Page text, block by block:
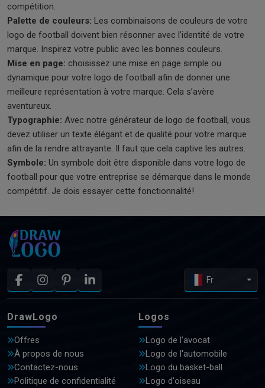
compétition.
Palette de couleurs: Les combinaisons de couleurs de votre
logo de football doivent bien résonner avec l’identité de votre
marque. Inspirez votre public avec les bonnes couleurs.
Mise en page: choisissez une mise en page simple ou
dynamique pour votre logo de football afin de donner une
meilleure représentation à votre marque. Cela s’avère
aventureux.
Typographie: Avec notre générateur de logo de football, vous
devez utiliser un texte élégant et de qualité pour votre marque
afin de la rendre attrayante. Il faut que cela captive les autres.
Symbole: Un symbole doit être disponible dans votre logo de
football pour que votre entreprise se démarque dans le monde
compétitif. Je dois essayer cette fonctionnalité!
Fr
DrawLogo
Offres
À propos de nous
Contactez-nous
Politique de confidentialité
Logos
Logo de l'avocat
Logo de l'automobile
Logo du basket-ball
Logo d'oiseau